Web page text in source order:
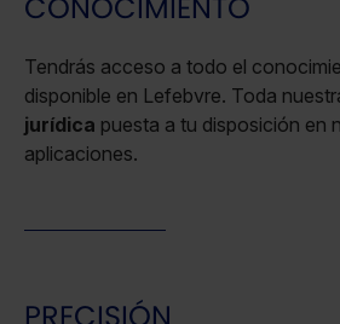
Tendrás acceso a todo el
disponible en Lefebvre. Toda
jurídica puesta a tu disposición en
aplicaciones.
PRECISIÓN